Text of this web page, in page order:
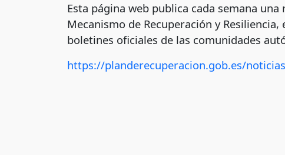
Esta página web publica cada semana
Mecanismo de Recuperación y
boletines oficiales de las comunidades
https://planderecuperacion.gob.es/